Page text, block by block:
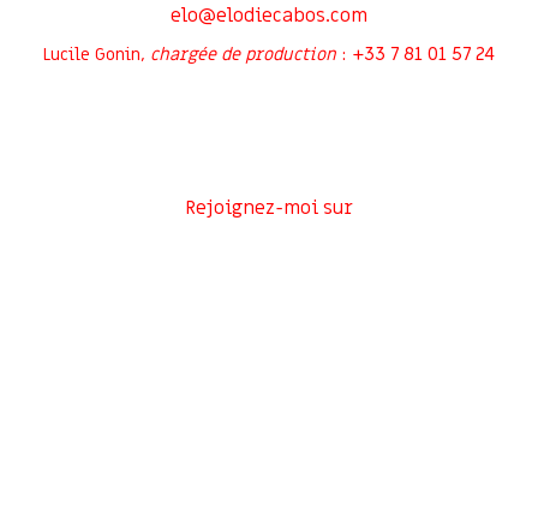
elo@elodiecabos.com
Lucile Gonin, chargée de production : +33 7 81 01 57 24
Rejoignez-moi sur